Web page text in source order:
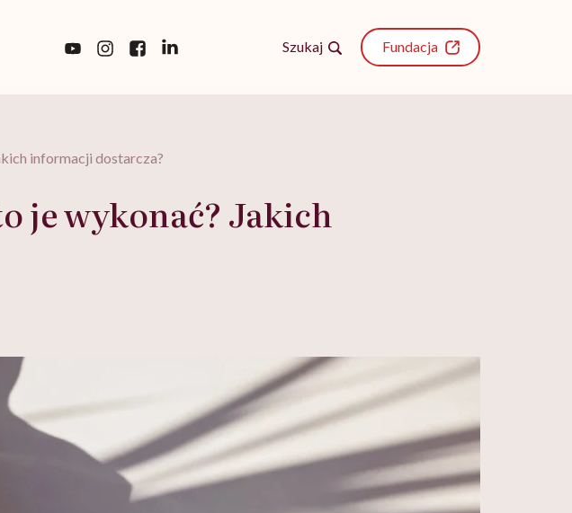
Szukaj Fundacja
informacji dostarcza?
je wykonać? Jakich